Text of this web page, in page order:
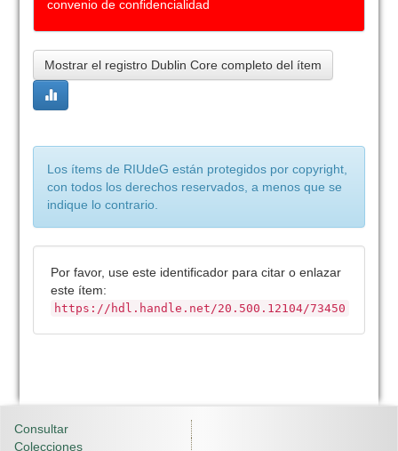
convenio de confidencialidad
Mostrar el registro Dublin Core completo del ítem
Los ítems de RIUdeG están protegidos por copyright,
con todos los derechos reservados, a menos que se
indique lo contrario.
Por favor, use este identificador para citar o enlazar
este ítem:
https://hdl.handle.net/20.500.12104/73450
Consultar
Colecciones